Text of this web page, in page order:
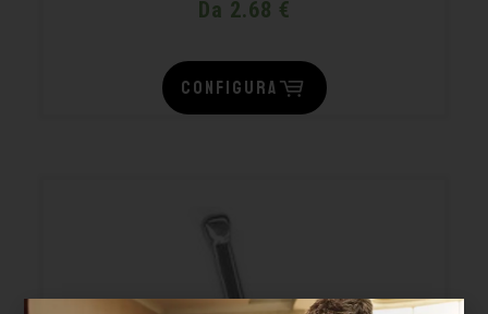
Da 2.68 €
CONFIGURA